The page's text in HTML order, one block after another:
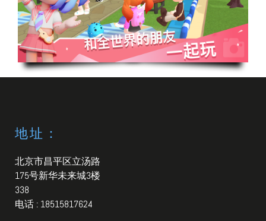
地址：
北京市昌平区立汤路
175号新华未来城3楼
338
电话 : 18515817624